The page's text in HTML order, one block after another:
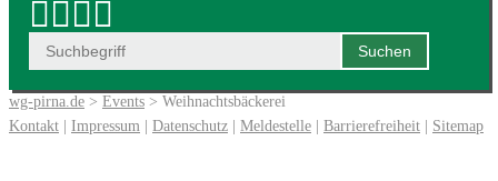
wg-pirna.de > Events > Weihnachtsbäckerei
Kontakt | Impressum | Datenschutz | Meldestelle | Barrierefreiheit | Sitemap